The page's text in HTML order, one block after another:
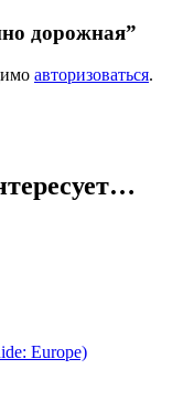
дорожная”
авторизоваться.
Europe)